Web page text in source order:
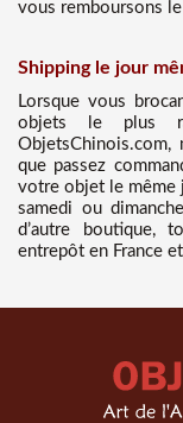
vous remboursons
Shipping le jour
Lorsque vous
objets le plus
que passez
votre objet le même
samedi ou
d’autre boutique,
entrepôt en France